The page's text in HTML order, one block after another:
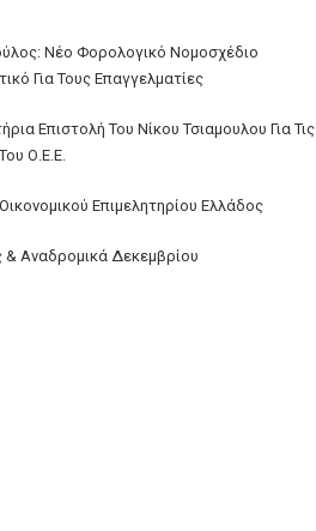
Νέο Φορολογικό Νομοσχέδιο
Για Τους Επαγγελματίες
Επιστολή Του Νίκου Τσιαμουλου Για Τις
Ο.Ε.Ε.
Επιμελητηρίου Ελλάδος
& Αναδρομικά Δεκεμβρίου